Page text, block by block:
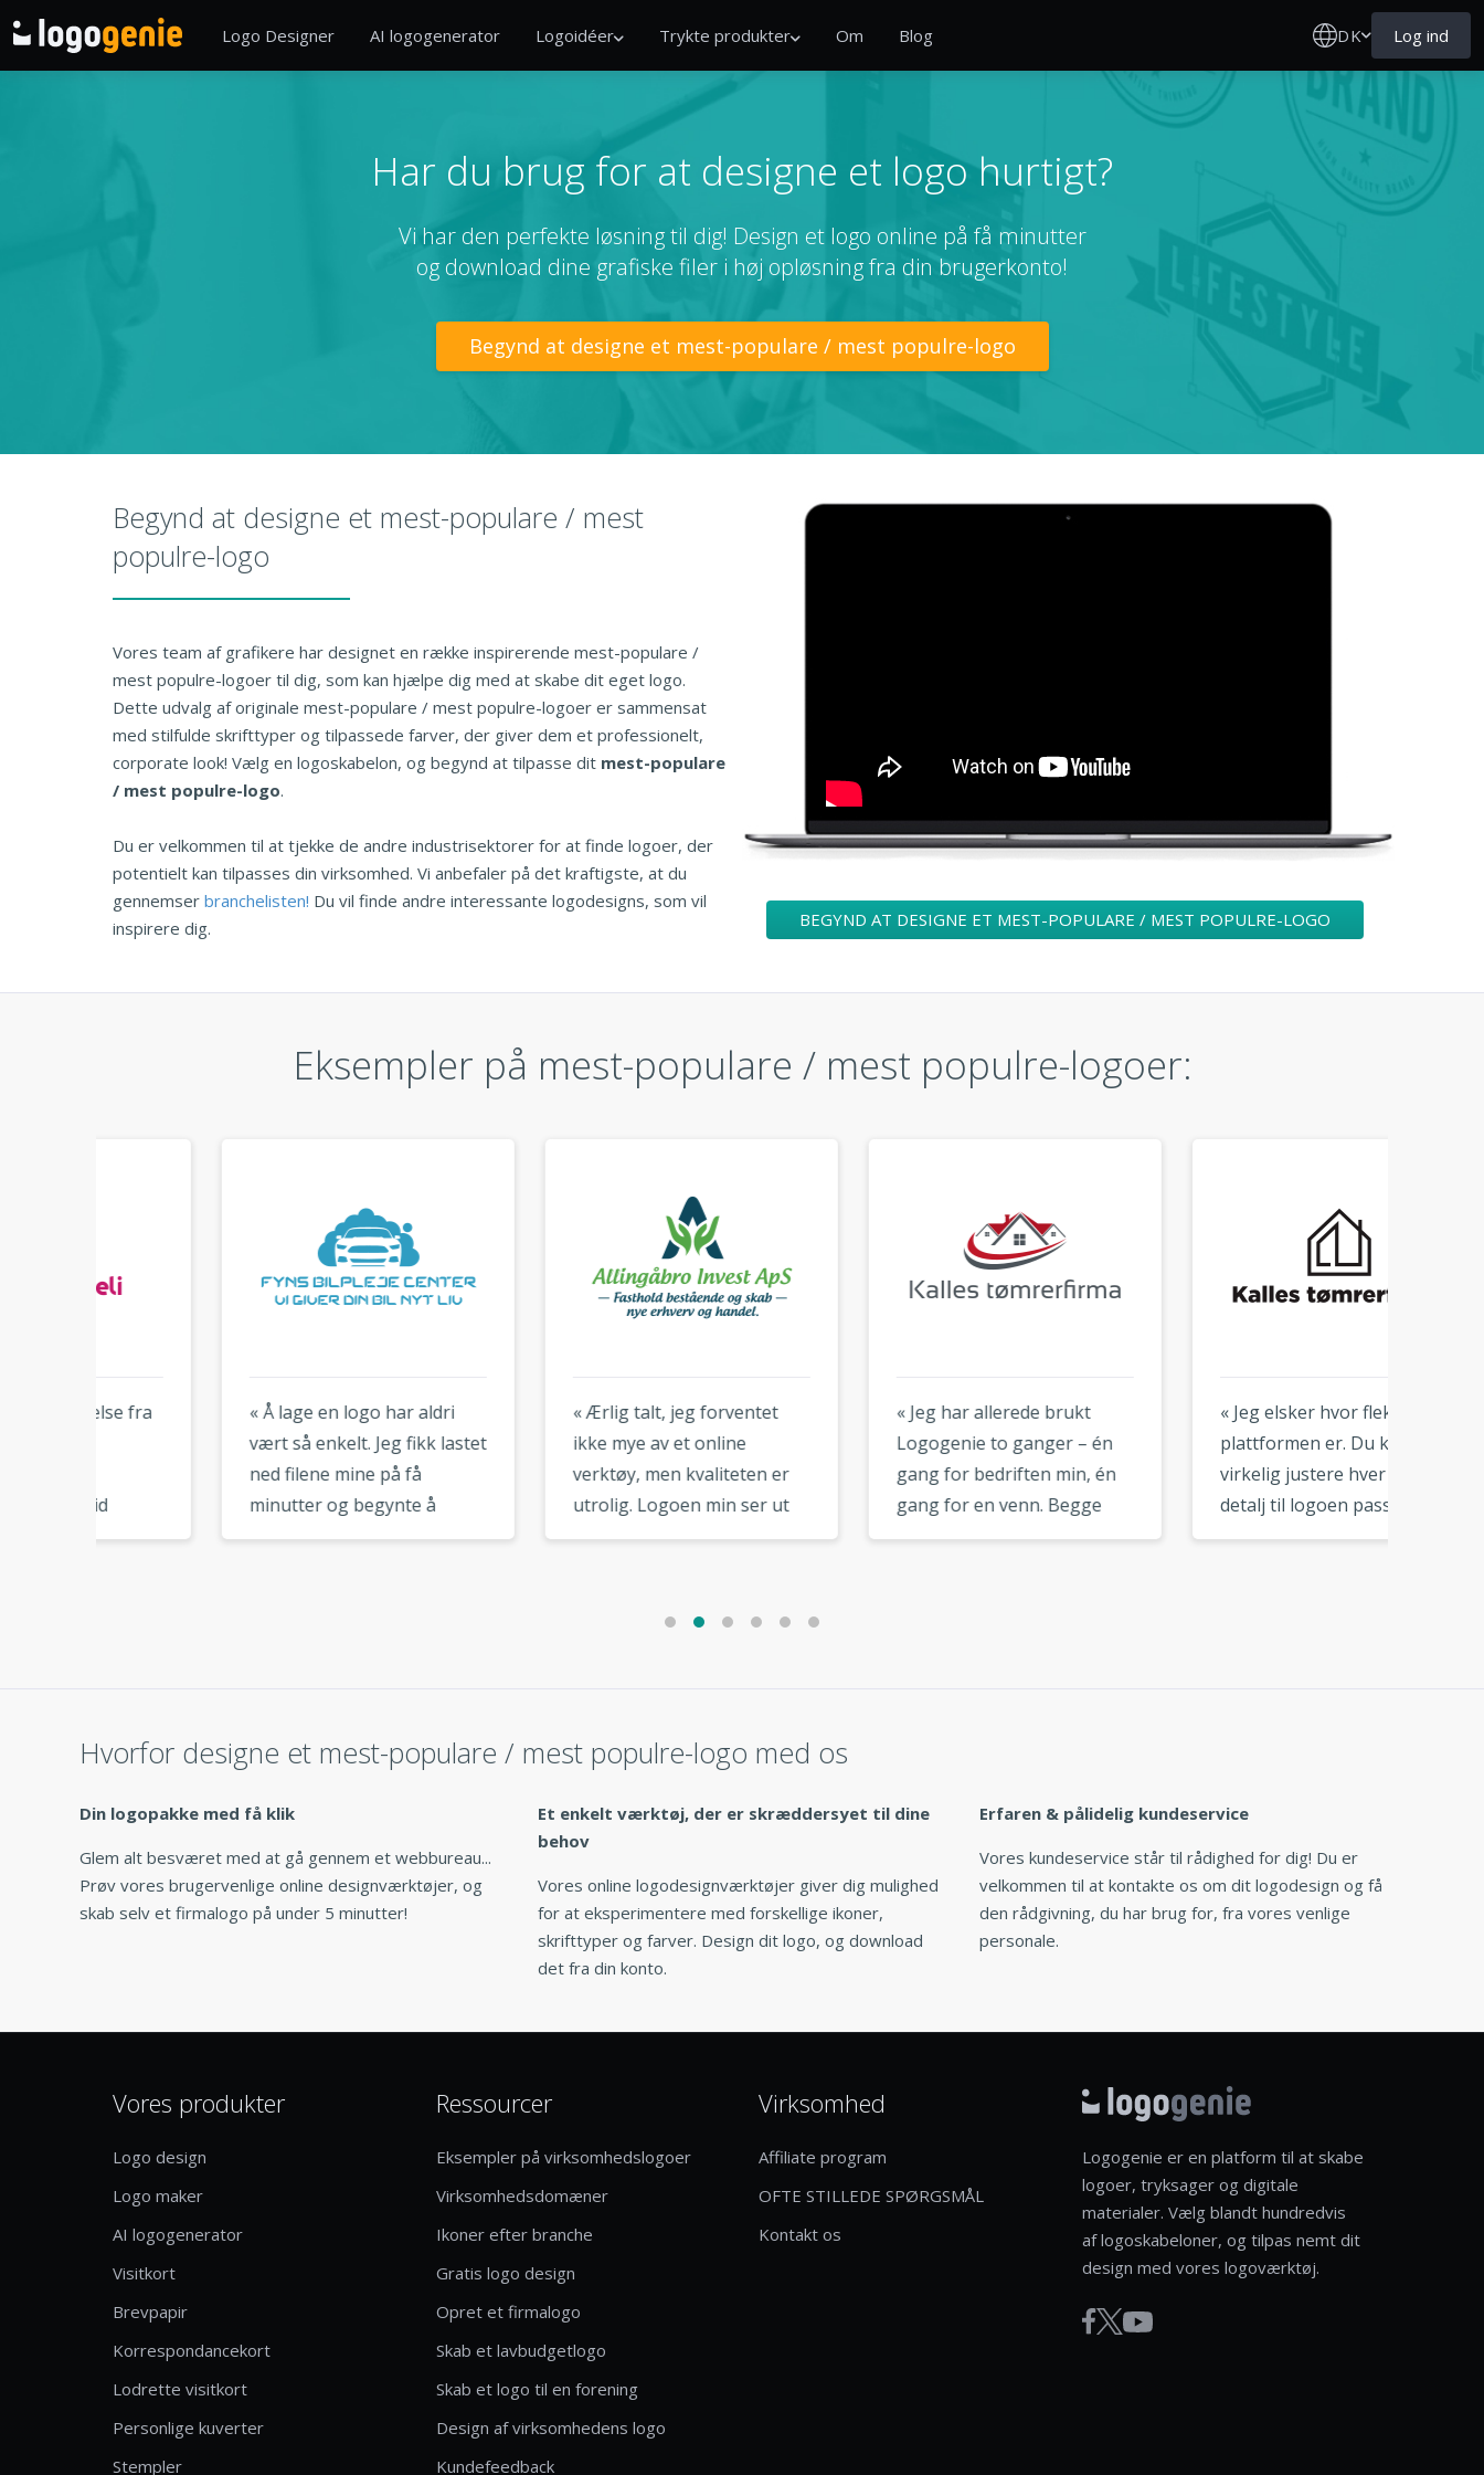
Logo Designer AI logogenerator Logoidéer Trykte produkter Om Blog DK Log ind
Har du brug for at designe et logo hurtigt?
Vi har den perfekte løsning til dig! Design et logo online på få minutter
og download dine grafiske filer i høj opløsning fra din brugerkonto!
Begynd at designe et mest-populare / mest populre-logo
Begynd at designe et mest-populare / mest
populre-logo
Vores team af grafikere har designet en række inspirerende mest-populare /
mest populre-logoer til dig, som kan hjælpe dig med at skabe dit eget logo.
Dette udvalg af originale mest-populare / mest populre-logoer er sammensat
med stilfulde skrifttyper og tilpassede farver, der giver dem et professionelt,
corporate look! Vælg en logoskabelon, og begynd at tilpasse dit mest-populare
/ mest populre-logo.
Du er velkommen til at tjekke de andre industrisektorer for at finde logoer, der
potentielt kan tilpasses din virksomhed. Vi anbefaler på det kraftigste, at du
gennemser branchelisten! Du vil finde andre interessante logodesigns, som vil
inspirere dig.
BEGYND AT DESIGNE ET MEST-POPULARE / MEST POPULRE-LOGO
Eksempler på mest-populare / mest populre-logoer:
« Å lage en logo har aldri
vært så enkelt. Jeg fikk lastet
ned filene mine på få
minutter og begynte å
bruke dem med en gang. Så
« Ærlig talt, jeg forventet
ikke mye av et online
verktøy, men kvaliteten er
utrolig. Logoen min ser ut
som den kom fra en
« Jeg har allerede brukt
Logogenie to ganger – én
gang for bedriften min, én
gang for en venn. Begge
logoene ble flotte. Vil
« Jeg elsker hvor fleksibel
plattformen er. Du kan
virkelig justere hver minste
detalj til logoen passer til
visjonen din. Utmerket
Hvorfor designe et mest-populare / mest populre-logo med os
Din logopakke med få klik
Glem alt besværet med at gå gennem et webbureau...
Prøv vores brugervenlige online designværktøjer, og
skab selv et firmalogo på under 5 minutter!
Et enkelt værktøj, der er skræddersyet til dine
behov
Vores online logodesignværktøjer giver dig mulighed
for at eksperimentere med forskellige ikoner,
skrifttyper og farver. Design dit logo, og download
det fra din konto.
Erfaren & pålidelig kundeservice
Vores kundeservice står til rådighed for dig! Du er
velkommen til at kontakte os om dit logodesign og få
den rådgivning, du har brug for, fra vores venlige
personale.
Vores produkter
Logo design
Logo maker
AI logogenerator
Visitkort
Brevpapir
Korrespondancekort
Lodrette visitkort
Personlige kuverter
Stempler
Ressourcer
Eksempler på virksomhedslogoer
Virksomhedsdomæner
Ikoner efter branche
Gratis logo design
Opret et firmalogo
Skab et lavbudgetlogo
Skab et logo til en forening
Design af virksomhedens logo
Kundefeedback
Virksomhed
Affiliate program
OFTE STILLEDE SPØRGSMÅL
Kontakt os
Logogenie er en platform til at skabe
logoer, tryksager og digitale
materialer. Vælg blandt hundredvis
af logoskabeloner, og tilpas nemt dit
design med vores logoværktøj.